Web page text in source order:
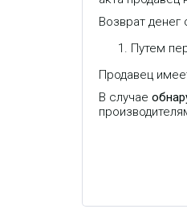
Возврат
Путем
Продавец
В случае